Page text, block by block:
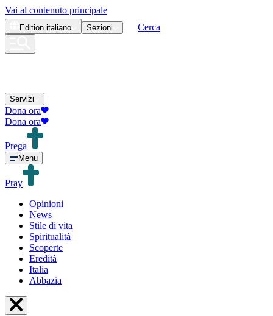
Vai al contenuto principale
Edition italiano Sezioni Cerca
Servizi
Dona ora
Dona ora
Prega
Menu
Pray
Opinioni
News
Stile di vita
Spiritualità
Scoperte
Eredità
Italia
Abbazia